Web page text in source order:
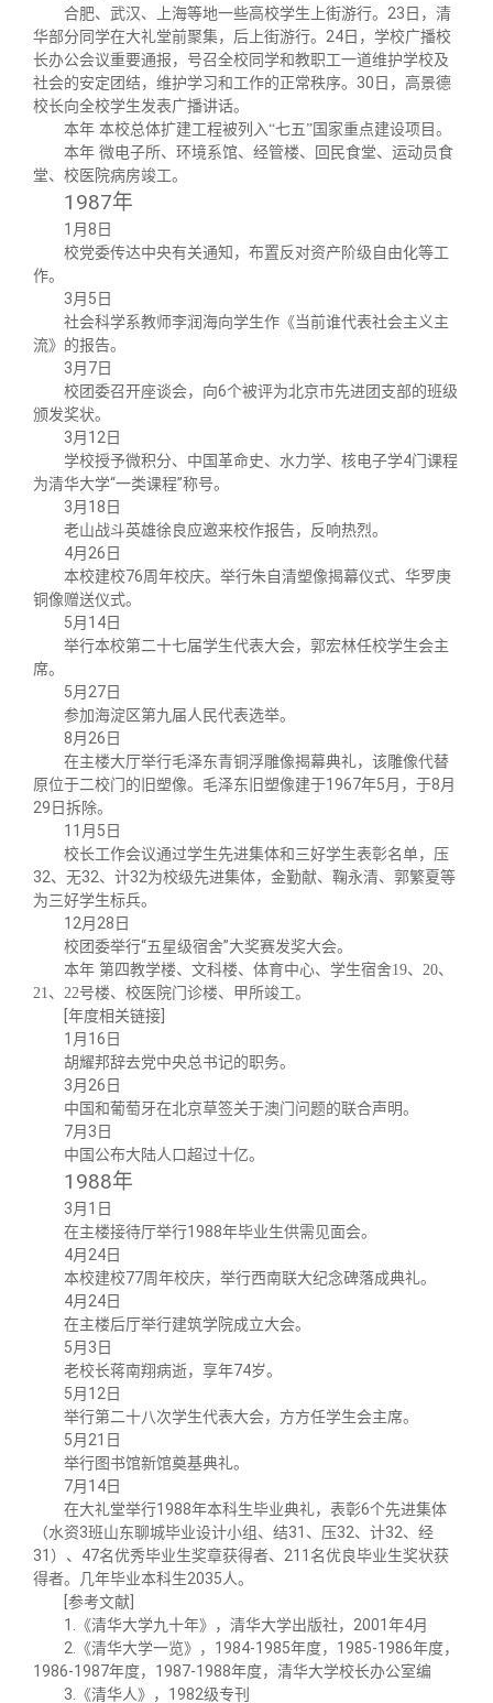
合肥、武汉、上海等地一些高校学生上街游行。23日，清
华部分同学在大礼堂前聚集，后上街游行。24日，学校广播校
长办公会议重要通报，号召全校同学和教职工一道维护学校及
社会的安定团结，维护学习和工作的正常秩序。30日，高景德
校长向全校学生发表广播讲话。
本年 本校总体扩建工程被列入“七五”国家重点建设项目。
本年 微电子所、环境系馆、经管楼、回民食堂、运动员食
堂、校医院病房竣工。
1987年
1月8日
校党委传达中央有关通知，布置反对资产阶级自由化等工
作。
3月5日
社会科学系教师李润海向学生作《当前谁代表社会主义主
流》的报告。
3月7日
校团委召开座谈会，向6个被评为北京市先进团支部的班级
颁发奖状。
3月12日
学校授予微积分、中国革命史、水力学、核电子学4门课程
为清华大学“一类课程”称号。
3月18日
老山战斗英雄徐良应邀来校作报告，反响热烈。
4月26日
本校建校76周年校庆。举行朱自清塑像揭幕仪式、华罗庚
铜像赠送仪式。
5月14日
举行本校第二十七届学生代表大会，郭宏林任校学生会主
席。
5月27日
参加海淀区第九届人民代表选举。
8月26日
在主楼大厅举行毛泽东青铜浮雕像揭幕典礼，该雕像代替
原位于二校门的旧塑像。毛泽东旧塑像建于1967年5月，于8月
29日拆除。
11月5日
校长工作会议通过学生先进集体和三好学生表彰名单，压
32、无32、计32为校级先进集体，金勤献、鞠永清、郭繁夏等
为三好学生标兵。
12月28日
校团委举行“五星级宿舍”大奖赛发奖大会。
本年 第四教学楼、文科楼、体育中心、学生宿舍19、20、
21、22号楼、校医院门诊楼、甲所竣工。
[年度相关链接]
1月16日
胡耀邦辞去党中央总书记的职务。
3月26日
中国和葡萄牙在北京草签关于澳门问题的联合声明。
7月3日
中国公布大陆人口超过十亿。
1988年
3月1日
在主楼接待厅举行1988年毕业生供需见面会。
4月24日
本校建校77周年校庆，举行西南联大纪念碑落成典礼。
4月24日
在主楼后厅举行建筑学院成立大会。
5月3日
老校长蒋南翔病逝，享年74岁。
5月12日
举行第二十八次学生代表大会，方方任学生会主席。
5月21日
举行图书馆新馆奠基典礼。
7月14日
在大礼堂举行1988年本科生毕业典礼，表彰6个先进集体
（水资3班山东聊城毕业设计小组、结31、压32、计32、经
31）、47名优秀毕业生奖章获得者、211名优良毕业生奖状获
得者。几年毕业本科生2035人。
[参考文献]
1.《清华大学九十年》，清华大学出版社，2001年4月
2.《清华大学一览》，1984-1985年度，1985-1986年度，
1986-1987年度，1987-1988年度，清华大学校长办公室编
3.《清华人》，1982级专刊